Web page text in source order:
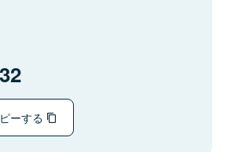
ーする